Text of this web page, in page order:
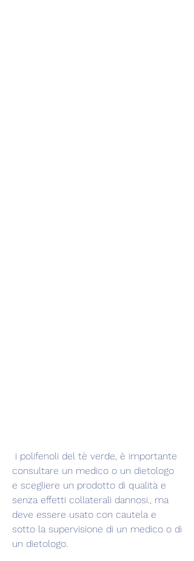
consultare un medico o un dietologo
e scegliere un prodotto di qualità e
senza effetti collaterali dannosi., ma
deve essere usato con cautela e
sotto la supervisione di un medico o di
un dietologo.